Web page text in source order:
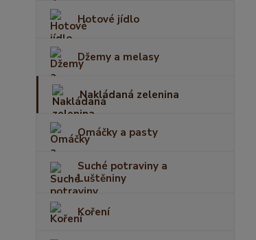
Hotové jídlo
Džemy a melasy
Nakládaná zelenina
Omáčky a pasty
Suché potraviny a
Luštěniny
Koření